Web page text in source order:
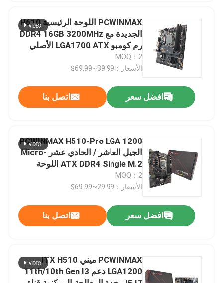
منتجات
أشرطة فيديو
معلومات عنا
رقابة جودة
اتصل بنا
اطلب اقتباس
بطاقة الجرافيك التعدين
PCWINMAX اللوحة الرئيسية H610
الجديدة مع DDR4 16GB 3200MHz
رم كومبو LGA1700 ATX الأصلي
MOQ：2
الأسعار：39.99~69.99$
افضل سعر اتصل بنا
PCWINMAX H510-Pro LGA 1200
الجيل العاشر / الحادي عشر Micro-
ATX DDR4 Single M.2 اللوحة
الرئيسية الأصلية H510
MOQ：2
الأسعار：29.99~69.99$
افضل سعر اتصل بنا
PCWINMAX ميني ITX H510
LGA1200 دعم 11th/10th Gen I3